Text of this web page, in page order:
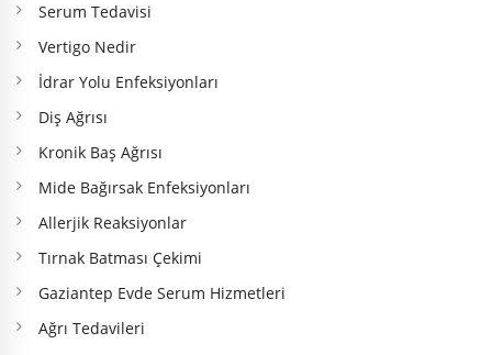
Serum Tedavisi
Vertigo Nedir
İdrar Yolu Enfeksiyonları
Diş Ağrısı
Kronik Baş Ağrısı
Mide Bağırsak Enfeksiyonları
Allerjik Reaksiyonlar
Tırnak Batması Çekimi
Gaziantep Evde Serum Hizmetleri
Ağrı Tedavileri